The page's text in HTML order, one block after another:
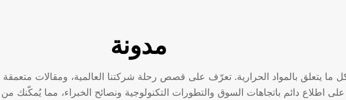
مدونة
ما يتعلق بالمواد الحرارية. تعرّف على قصص رحلة شركتنا العالمية، ومقالات
على اطلاع دائم باتجاهات السوق والتطورات التكنولوجية ونصائح الخبراء، مما يُمكّنك